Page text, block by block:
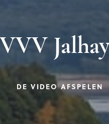
VVV
DE VIDEO AFSPELEN